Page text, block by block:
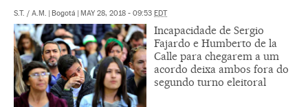
S.T. / A.M. | Bogotá | MAY 28, 2018 - 09:53 EDT
Incapacidade de Sergio
Fajardo e Humberto de la
Calle para chegarem a um
acordo deixa ambos fora do
segundo turno eleitoral